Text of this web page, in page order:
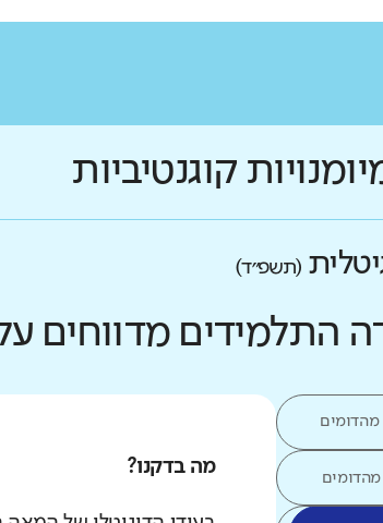
קוגנטיביות
(תשפ״ד)
התלמידים מדווחים
מהדומים
מה בדקנו?